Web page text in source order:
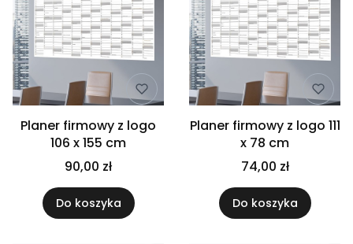
Planer firmowy z logo
106 x 155 cm
90,00 zł
Do koszyka
Planer firmowy z logo 111
x 78 cm
74,00 zł
Do koszyka